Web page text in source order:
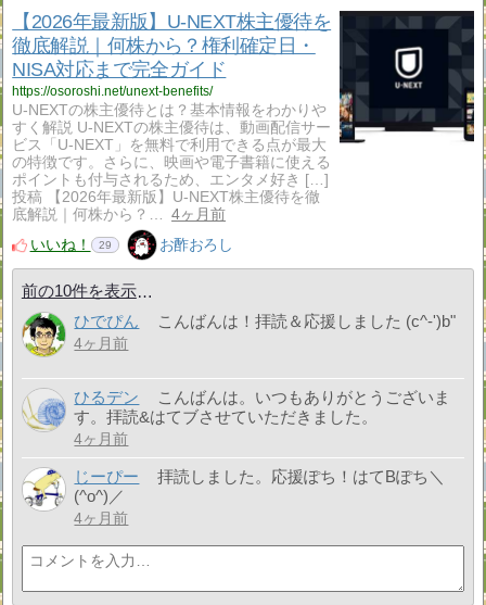
【2026年最新版】U-NEXT株主優待を
徹底解説｜何株から？権利確定日・
NISA対応まで完全ガイド
https://osoroshi.net/unext-benefits/
U-NEXTの株主優待とは？基本情報をわかりや
すく解説 U-NEXTの株主優待は、動画配信サー
ビス「U-NEXT」を無料で利用できる点が最大
の特徴です。さらに、映画や電子書籍に使える
ポイントも付与されるため、エンタメ好き […]
投稿 【2026年最新版】U-NEXT株主優待を徹
底解説｜何株から？…
4ヶ月前
いいね！
29 お酢おろし
前の10件を表示
ひでぴん
こんばんは！拝読＆応援しました (c^-')b"
4ヶ月前
ひるデン
こんばんは。いつもありがとうございま
す。拝読&はてブさせていただきました。
4ヶ月前
じーぴー
拝読しました。応援ぽち！はてBぽち＼
(^o^)／
4ヶ月前